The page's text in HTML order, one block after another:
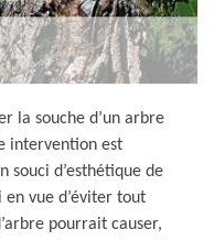
la souche d’un arbre
intervention est
souci d’esthétique de
vue d’éviter tout
pourrait causer,